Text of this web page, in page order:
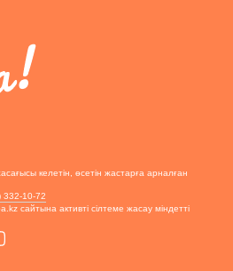
келетін, өсетін жастарға арналған
332-10-72
сайтына активті сілтеме жасау міндетті